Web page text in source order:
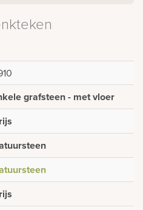
grafsteen - met vloer